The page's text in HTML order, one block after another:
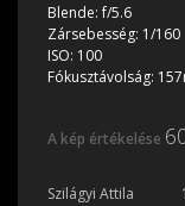
Blende:f/5.6
Zársebesség: 1/160
ISO: 100
Fókusztávolság:
A kép értékelése
Szilágyi Attila